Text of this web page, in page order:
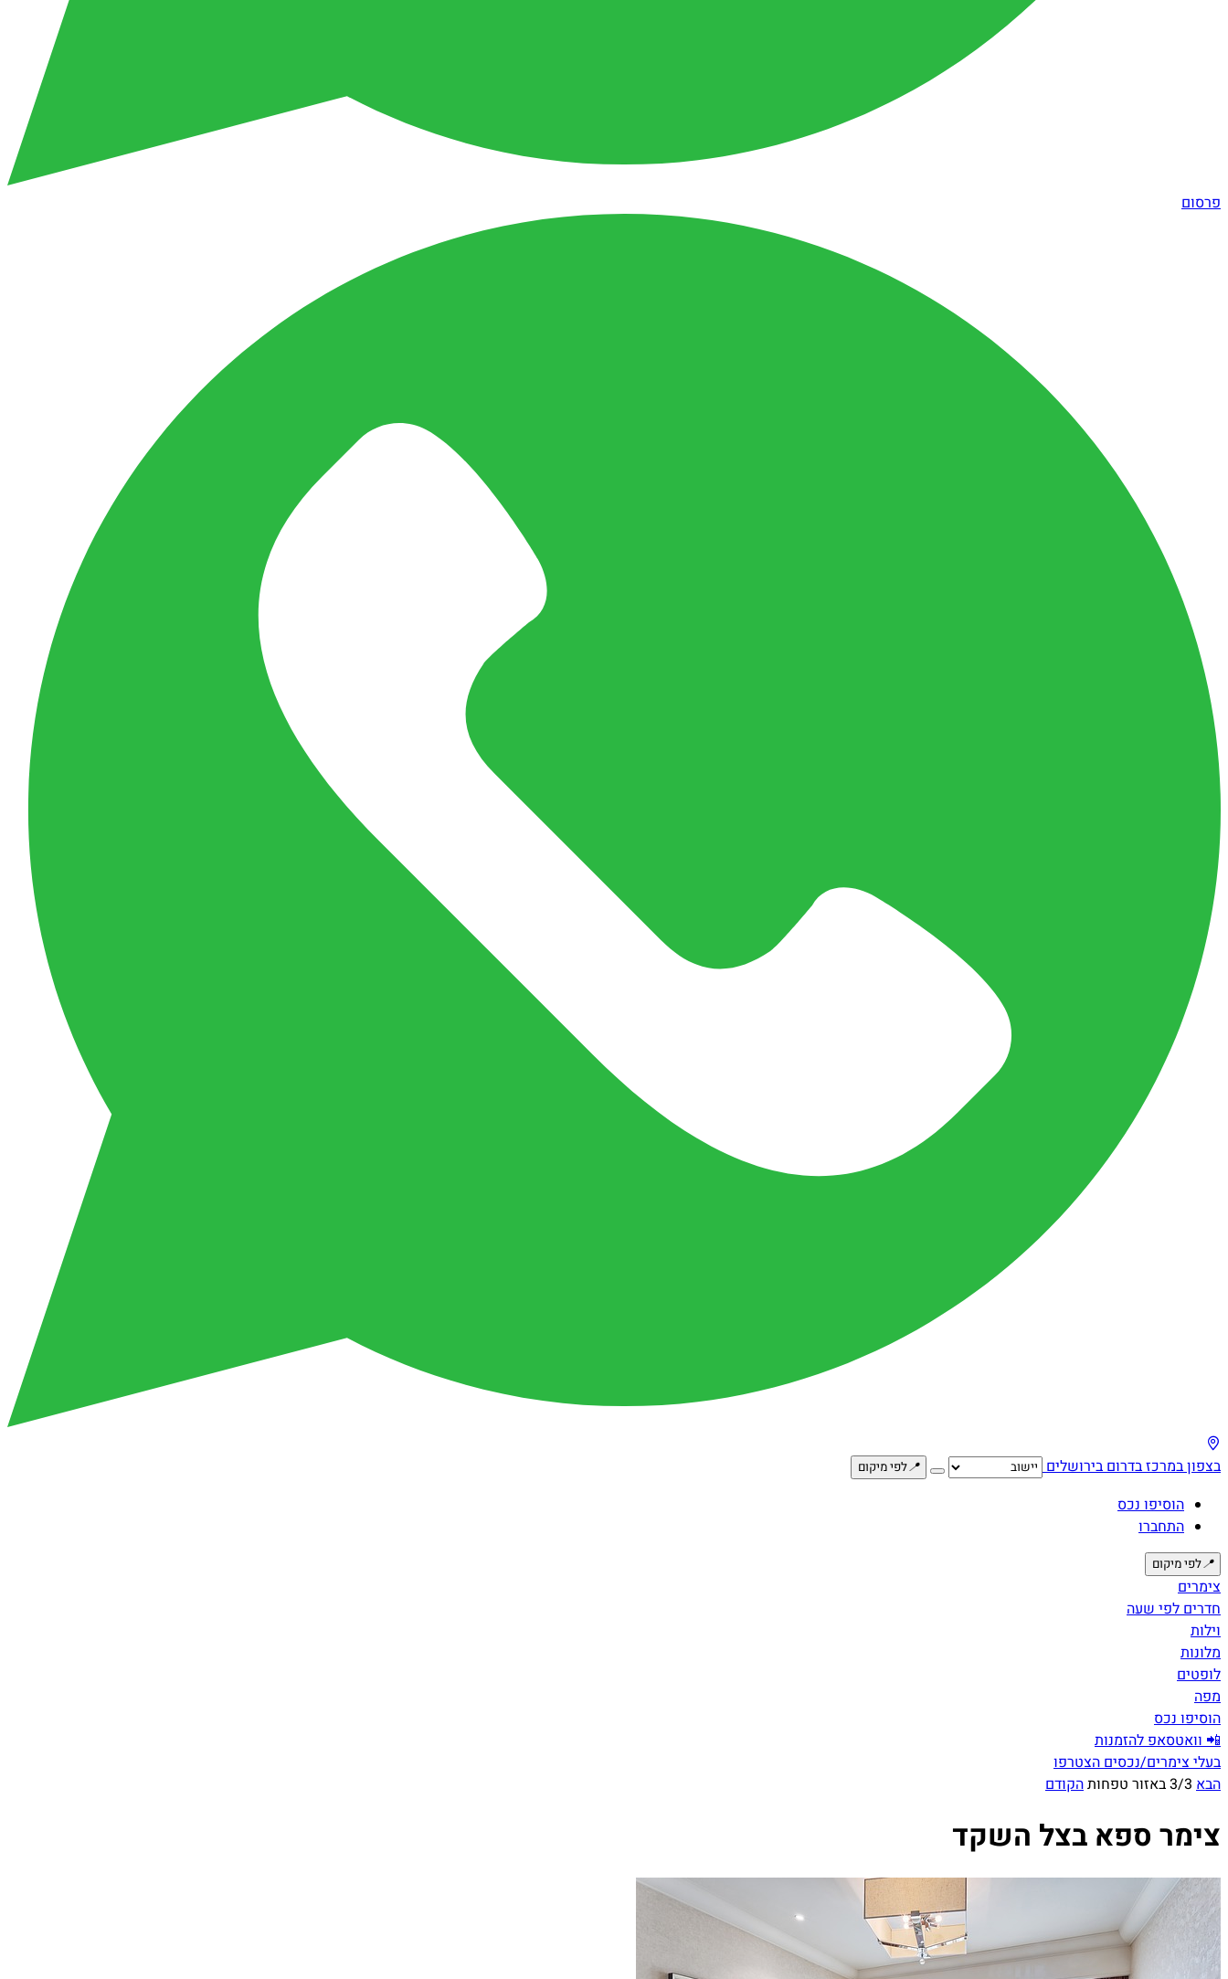
פרסום
בצפוןבמרכזבדרוםבירושלים 📍לפי מיקום
הוסיפו נכס
התחברו
📍לפי מיקום
צימרים
חדרים לפי שעה
וילות
מלונות
לופטים
מפה
הוסיפו נכס
📲 וואטסאפ להזמנות
בעלי צימרים/נכסים הצטרפו
הבא 3/3 באזור טפחות הקודם
צימר ספא בצל השקד